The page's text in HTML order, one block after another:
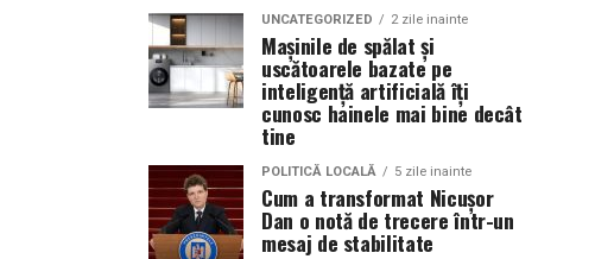
UNCATEGORIZED 2 zile inainte
Mașinile de spălat și
uscătoarele bazate pe
inteligență artificială îți
cunosc hainele mai bine decât
tine
POLITICĂ LOCALĂ 5 zile inainte
Cum a transformat Nicușor
Dan o notă de trecere într-un
mesaj de stabilitate